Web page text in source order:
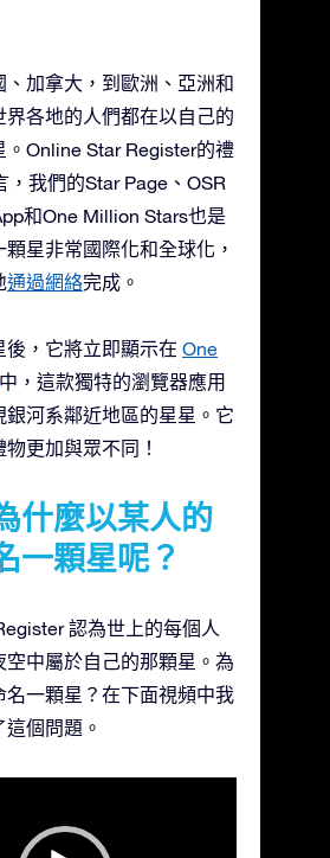
、加拿大，到歐洲、亞洲和
界各地的人們都在以自己的
。Online Star Register的禮
，我們的Star Page、OSR
和One Million Stars也是
星非常國際化和全球化，
通過網絡完成。
後，它將立即顯示在 One
中，這款獨特的瀏覽器應用
銀河系鄰近地區的星星。它
更加與眾不同！
什麼以某人的
一顆星呢？
認為世上的每個人
空中屬於自己的那顆星。為
名一顆星？在下面視頻中我
個問題。